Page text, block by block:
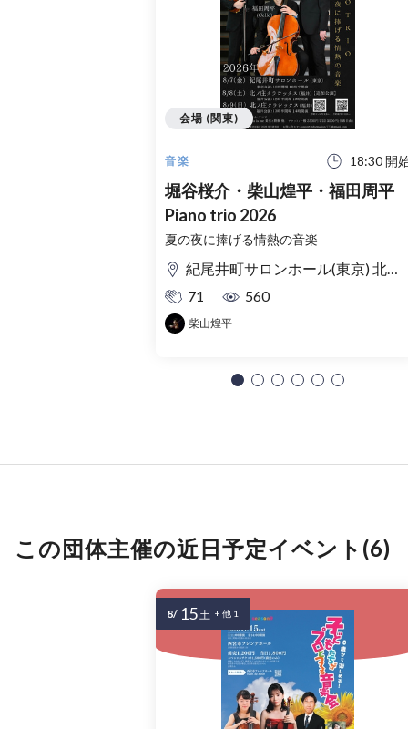
音楽 18:30 開
堀谷桜介・柴山煌平・福田周平
Piano trio 2026
夏の夜に捧げる情熱の音楽
紀尾井町サロンホール(東京) 北ノ庄クラシックス(福井)
71
560
柴山煌平
会場 (関東)
この団体主催の近日予定イベント(6)
8/ 15土 + 他 1